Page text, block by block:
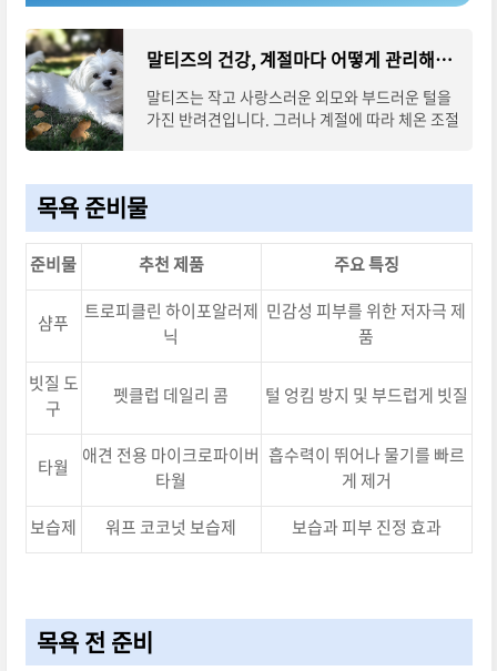
말티즈의 건강, 계절마다 어떻게 관리해야 할까요?
말티즈는 작고 사랑스러운 외모와 부드러운 털을
가진 반려견입니다. 그러나 계절에 따라 체온 조절
목욕 준비물
준비물 추천 제품 주요 특징
샴푸
트로피클린 하이포알러제
닉
민감성 피부를 위한 저자극 제
품
빗질 도
구
펫클럽 데일리 콤 털 엉킴 방지 및 부드럽게 빗질
타월
애견 전용 마이크로파이버
타월
흡수력이 뛰어나 물기를 빠르
게 제거
보습제
워프 코코넛 보습제 보습과 피부 진정 효과
목욕 전 준비